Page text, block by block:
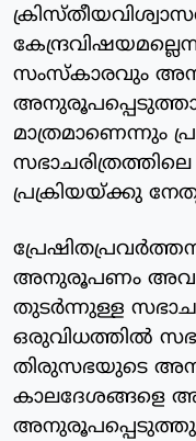
സംസ്‌കാരവും
മാത്രമാണെന്നും
പ്രക്രിയയ്ക്കു
അനുരൂപണം
തുടര്‍ന്നുള്ള
ഒരുവിധത്തില്‍
തിരുസഭയുടെ
കാലദേശങ്ങളെ